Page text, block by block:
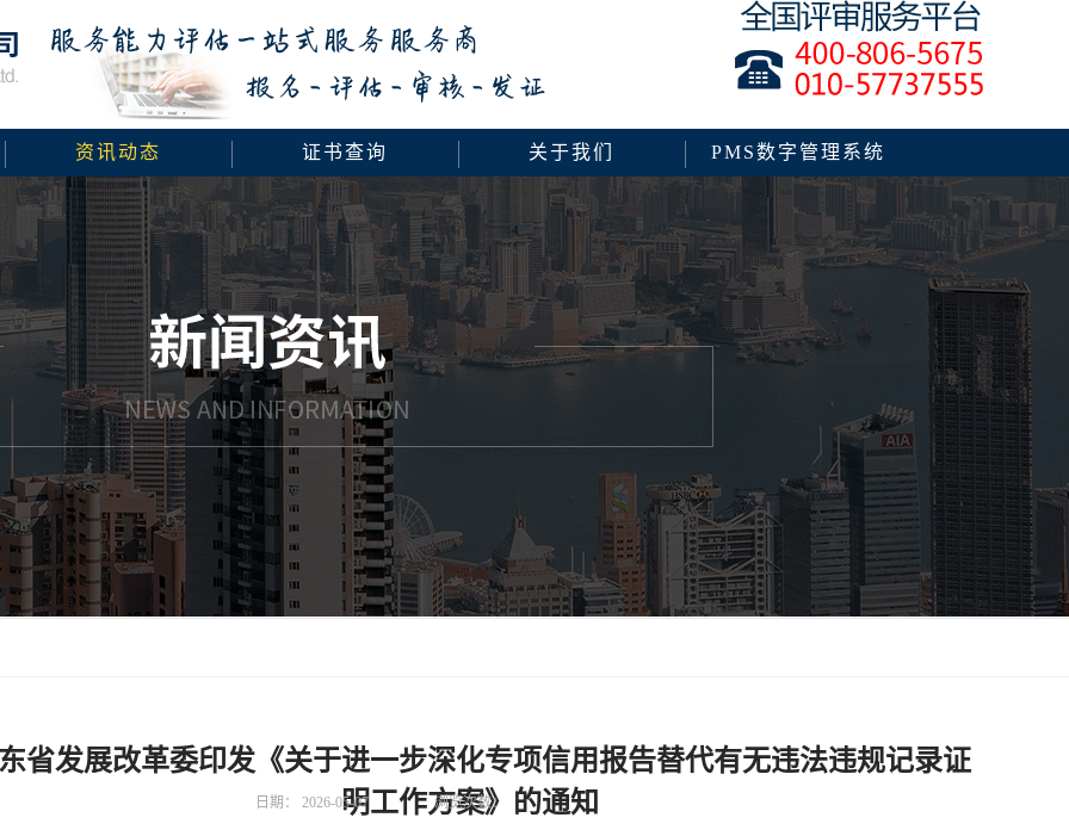
资讯动态 证书查询 关于我们 PMS数字管理系统
省发展改革委印发《关于进一步深化专项信用报告替代有无违法违规记录证
明工作方案》的通知
日期： 2026-05-07 浏览次数：